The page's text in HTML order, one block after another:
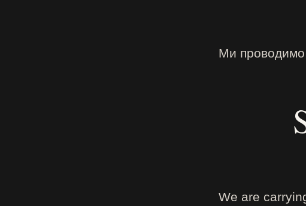
Ми проводимо
We are